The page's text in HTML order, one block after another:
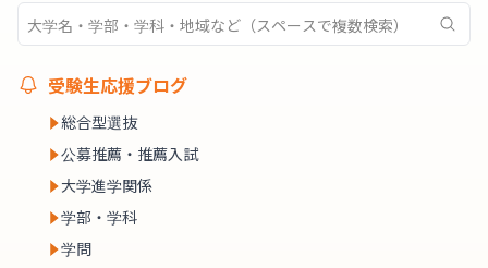
受験生応援ブログ
総合型選抜
公募推薦・推薦入試
大学進学関係
学部・学科
学問